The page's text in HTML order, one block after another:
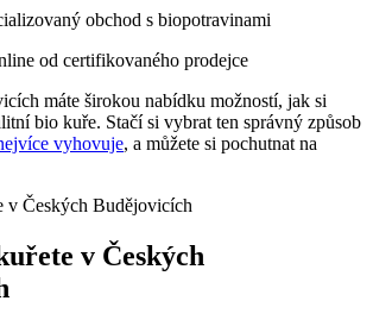
obchod s biopotravinami
od⁢ certifikovaného prodejce
máte širokou nabídku možností, jak si​
bio⁣ kuře. Stačí si vybrat ten správný způsob
vyhovuje, a můžete si pochutnat na
⁤v Českých